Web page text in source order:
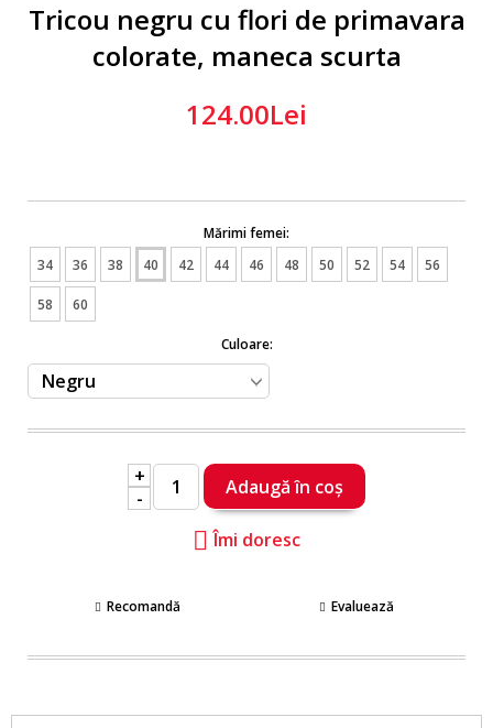
Tricou negru cu flori de primavara
colorate, maneca scurta
124.00Lei
Mărimi femei:
34
36 38 40 42 44 46 48 50 52 54 56
58 60
Culoare:
+
-
Îmi doresc
Recomandă Evaluează